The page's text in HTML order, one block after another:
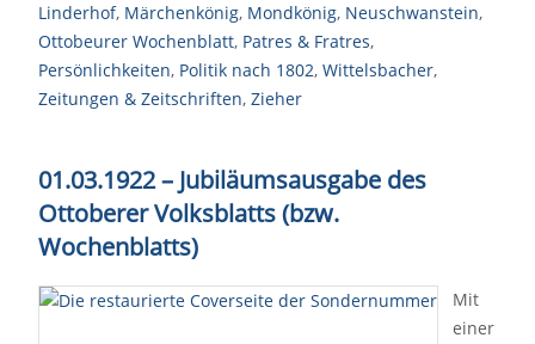
Linderhof, Märchenkönig, Mondkönig, Neuschwanstein,
Ottobeurer Wochenblatt, Patres & Fratres,
Persönlichkeiten, Politik nach 1802, Wittelsbacher,
Zeitungen & Zeitschriften, Zieher
01.03.1922 – Jubiläumsausgabe des
Ottoberer Volksblatts (bzw.
Wochenblatts)
Mit
einer